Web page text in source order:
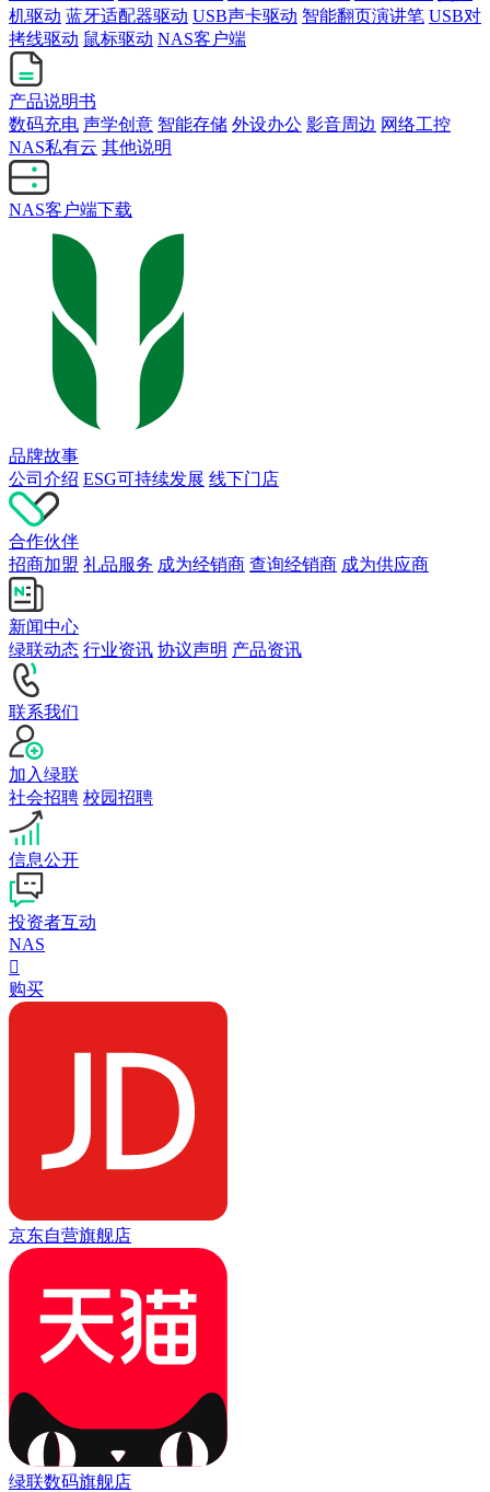
机驱动 蓝牙适配器驱动 USB声卡驱动 智能翻页演讲笔 USB对
拷线驱动 鼠标驱动 NAS客户端
产品说明书
数码充电 声学创意 智能存储 外设办公 影音周边 网络工控
NAS私有云 其他说明
NAS客户端下载
品牌故事
公司介绍 ESG可持续发展 线下门店
合作伙伴
招商加盟 礼品服务 成为经销商 查询经销商 成为供应商
新闻中心
绿联动态 行业资讯 协议声明 产品资讯
联系我们
加入绿联
社会招聘 校园招聘
信息公开
投资者互动
NAS

购买
京东自营旗舰店
绿联数码旗舰店